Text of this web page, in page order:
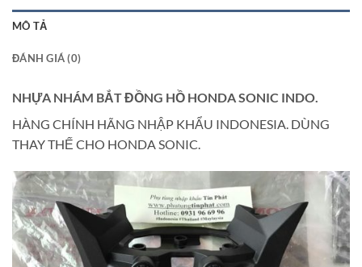
MÔ TẢ
ĐÁNH GIÁ (0)
NHỰA NHÁM BẮT ĐỒNG HỒ HONDA SONIC INDO.
HÀNG CHÍNH HÃNG NHẬP KHẨU INDONESIA. DÙNG
THAY THẾ CHO HONDA SONIC.